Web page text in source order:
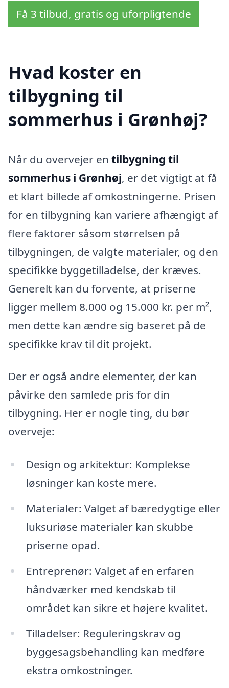
Få 3 tilbud, gratis og uforpligtende
Hvad koster en
tilbygning til
sommerhus i Grønhøj?
Når du overvejer en tilbygning til
sommerhus i Grønhøj, er det vigtigt at få
et klart billede af omkostningerne. Prisen
for en tilbygning kan variere afhængigt af
flere faktorer såsom størrelsen på
tilbygningen, de valgte materialer, og den
specifikke byggetilladelse, der kræves.
Generelt kan du forvente, at priserne
ligger mellem 8.000 og 15.000 kr. per m²,
men dette kan ændre sig baseret på de
specifikke krav til dit projekt.
Der er også andre elementer, der kan
påvirke den samlede pris for din
tilbygning. Her er nogle ting, du bør
overveje:
Design og arkitektur: Komplekse
løsninger kan koste mere.
Materialer: Valget af bæredygtige eller
luksuriøse materialer kan skubbe
priserne opad.
Entreprenør: Valget af en erfaren
håndværker med kendskab til
området kan sikre et højere kvalitet.
Tilladelser: Reguleringskrav og
byggesagsbehandling kan medføre
ekstra omkostninger.